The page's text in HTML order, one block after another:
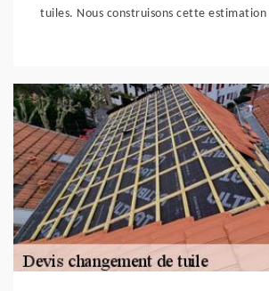
tuiles. Nous construisons cette